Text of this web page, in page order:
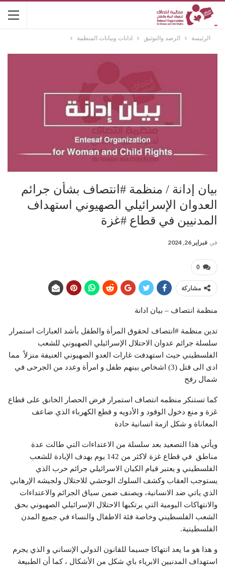
الرئيسة الرصد والتوثيق ادانات وبيانات المنظمة
بيان إدانة / منظمة #انتصاف بشأن جرائم
العدوان الإسرائيلي الصهيوني استهداف
المدنيين في قطاع #غزة
في فبراير 26, 2024
0
مشاركة
منظمة انتصاف – بيان ادانة
تدين منظمة #انتصاف لحقوق المرأة والطفل بأشد العبارات استمرار
سلسلة جرائم عدوان الاحتلال الإسرائيلي الصهيوني للشعب
الفلسطيني حيث استهدفت غارات العدو الصهيوني العنيفة منزلاً مما
ادى الى قتل (3) اشخاص بينهم طفل و امرأة وعدد من الجرحى في
شمال رفح
كما تستنكر منظمه انتصاف استمرار فرض الحصار الخانق على قطاع
غزة و منع دخول الوقود و الأدويه و قطع الكهرباء الذي ضاعف
المعاناة و شكل ازمة انسانية حادة
ويأتي هذا التصعيد بعد سلسلة من الاعتداءات التي طالت عدة
مناطق في قطاع غزة لاكثر من 142 يوم بهدف الإبادة للشعب
الفلسطيني و يعتبر قيام الكيان الاسرائيلي جرائم حرب الذي
يستوجب العقاب وكشف السلوك الوحشي للاحتلال ولجيشه الإرهابي
الذي ياتي ضد الانسانية، ويصنف ضمن سياق الجرائم والاعتداءات
والانتهاكات اليومية التي يرتكبها الاحتلال الإسرائيلي الصهيوني بحق
الشعب الفلسطيني وخاصة فئة الاطفال والنساء في جميع المدن
الفلسطينية.
و هذا هو ما يعد انتهاكا جسيما للقانون الدولي الإنساني و الذي يجرم
استهداف المدنيين الابرياء باي شكل من الأشكال ، كما أن الطبيعة